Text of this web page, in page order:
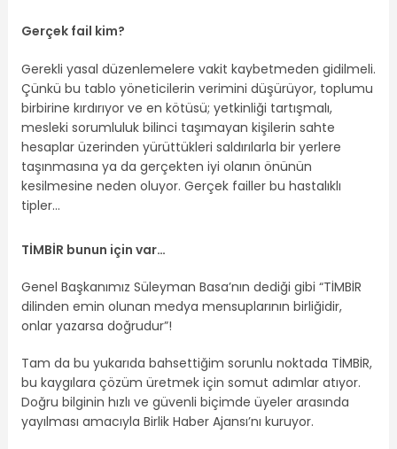
Gerçek fail kim?
Gerekli yasal düzenlemelere vakit kaybetmeden gidilmeli.
Çünkü bu tablo yöneticilerin verimini düşürüyor, toplumu
birbirine kırdırıyor ve en kötüsü; yetkinliği tartışmalı,
mesleki sorumluluk bilinci taşımayan kişilerin sahte
hesaplar üzerinden yürüttükleri saldırılarla bir yerlere
taşınmasına ya da gerçekten iyi olanın önünün
kesilmesine neden oluyor. Gerçek failler bu hastalıklı
tipler…
TİMBİR bunun için var…
Genel Başkanımız Süleyman Basa’nın dediği gibi “TİMBİR
dilinden emin olunan medya mensuplarının birliğidir,
onlar yazarsa doğrudur”!
Tam da bu yukarıda bahsettiğim sorunlu noktada TİMBİR,
bu kaygılara çözüm üretmek için somut adımlar atıyor.
Doğru bilginin hızlı ve güvenli biçimde üyeler arasında
yayılması amacıyla Birlik Haber Ajansı’nı kuruyor.